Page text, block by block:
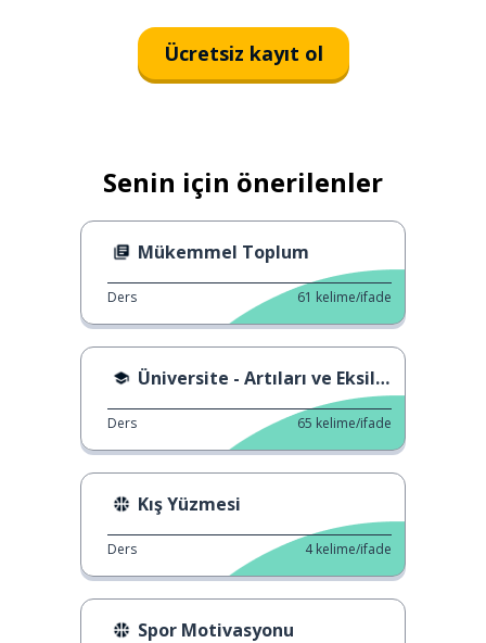
Ücretsiz kayıt ol
Senin için önerilenler
Mükemmel Toplum
Ders 61 kelime/ifade
Üniversite - Artıları ve Eksileri
Ders 65 kelime/ifade
Kış Yüzmesi
Ders 4 kelime/ifade
Spor Motivasyonu